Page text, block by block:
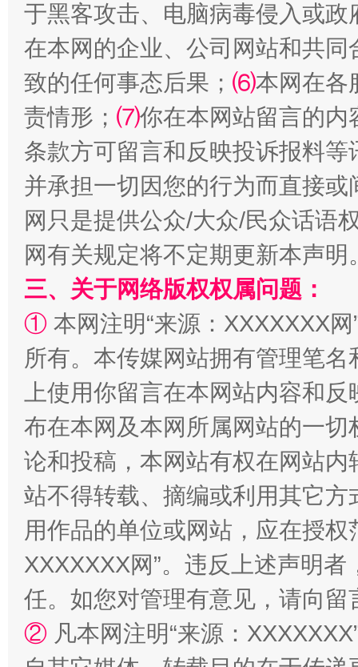
解纷+调解+退费，一次搞定
站台名比不上好声名
漫山遍野的桃花与雪山、麦地、白藏房 除
于黑客攻击、电脑病毒侵入或
在本网的企业、公司网站和共
致的任何事态后果； ⑹本网在各
责情形； ⑺你在本网站留言的内
条款方可留言和反映投诉报料
并承担一切因您的行为而直接
网只是提供公众/大众/民众话语
网有关规定将不定期更新本声明
三、关于网络版权权属问题：
① 本网注明“来源：XXXXXXX
所有。本传媒网站拥有管理笔
上使用你留言在本网站内容和
布在本网及本网所属网站的一
论和投稿，本网站有权在网站
站不得转载、摘编或利用其它
用作品的单位或网站，应在授
XXXXXXX网”。违反上述声明
任。如您对管理有意见，请向
② 凡本网注明“来源：